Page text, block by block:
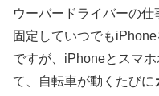
ウーバードライバーの
固定していつでも
ですが、iPhoneとスマ
て、自転車が動くたびに